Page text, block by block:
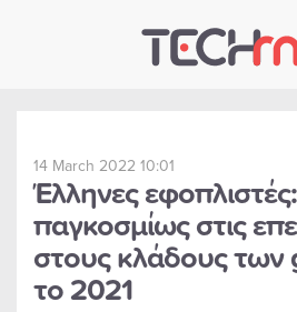
Skip to main content
14 March 2022 10:01
Έλληνες
παγκοσμίως στις
στους κλάδους των
το 2021